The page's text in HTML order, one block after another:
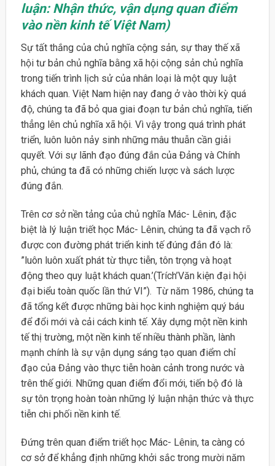
luận: Nhận thức, vận dụng quan điểm
vào nền kinh tế Việt Nam)
Sự tất thắng của chủ nghĩa cộng sản, sự thay thế xã
hội tư bản chủ nghĩa bằng xã hội cộng sản chủ nghĩa
trong tiến trình lịch sử của nhân loại là một quy luật
khách quan. Việt Nam hiện nay đang ở vào thời kỳ quá
độ, chúng ta đã bỏ qua giai đoạn tư bản chủ nghĩa, tiến
thẳng lên chủ nghĩa xã hội. Vì vậy trong quá trình phát
triển, luôn luôn nảy sinh những mâu thuẫn cần giải
quyết. Với sự lãnh đạo đúng đắn của Đảng và Chính
phủ, chúng ta đã có những chiến lược và sách lược
đúng đắn.
Trên cơ sở nền tảng của chủ nghĩa Mác- Lênin, đặc
biệt là lý luận triết học Mác- Lênin, chúng ta đã vạch rõ
được con đường phát triển kinh tế đúng đắn đó là:
”luôn luôn xuất phát từ thực tiễn, tôn trọng và hoạt
động theo quy luật khách quan.’(Trích’Văn kiện đại hội
đại biểu toàn quốc lần thứ VI”). Từ năm 1986, chúng ta
đã tổng kết được những bài học kinh nghiệm quý báu
để đổi mới và cải cách kinh tế. Xây dựng một nền kinh
tế thị trường, một nền kinh tế nhiều thành phần, lành
mạnh chính là sự vận dụng sáng tạo quan điểm chỉ
đạo của Đảng vào thực tiễn hoàn cảnh trong nước và
trên thế giới. Những quan điểm đổi mới, tiến bộ đó là
sự tôn trọng hoàn toàn những lý luận nhận thức và thực
tiễn chi phối nền kinh tế.
Đứng trên quan điểm triết học Mác- Lênin, ta càng có
cơ sở để khẳng định những khởi sắc trong mười năm